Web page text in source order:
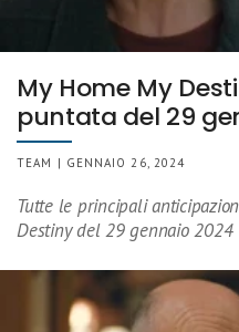
My Home My
puntata del 29
TEAM | GENNAIO 26, 2024
Tutte le principali
Destiny del 29 gennaio 2024